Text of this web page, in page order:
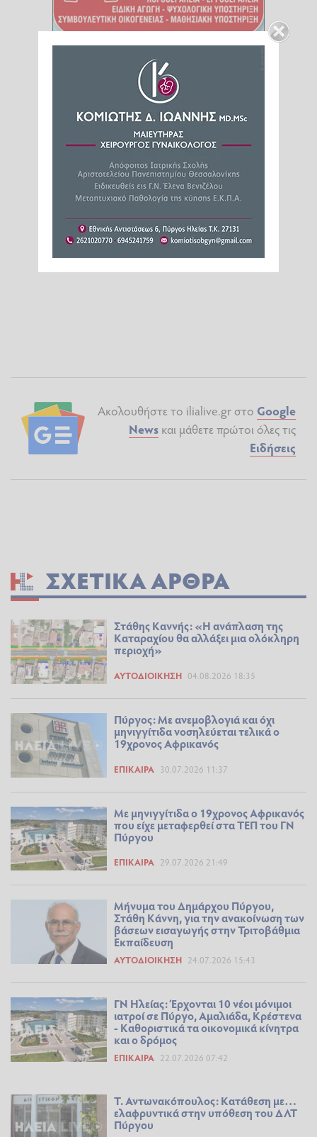
Ακολουθήστε το ilialive.gr στο Google
News και μάθετε πρώτοι όλες τις
Ειδήσεις
ΣΧΕΤΙΚΆ ΆΡΘΡΑ
Στάθης Καννής: «Η ανάπλαση της
Καταραχίου θα αλλάξει μια ολόκληρη
περιοχή»
ΑΥΤΟΔΙΟΊΚΗΣΗ 04.08.2026 18:35
Πύργος: Με ανεμοβλογιά και όχι
μηνιγγίτιδα νοσηλεύεται τελικά ο
19χρονος Αφρικανός
ΕΠΊΚΑΙΡΑ 30.07.2026 11:37
Με μηνιγγίτιδα ο 19χρονος Αφρικανός
που είχε μεταφερθεί στα ΤΕΠ του ΓΝ
Πύργου
ΕΠΊΚΑΙΡΑ 29.07.2026 21:49
Μήνυμα του Δημάρχου Πύργου,
Στάθη Κάννη, για την ανακοίνωση των
βάσεων εισαγωγής στην Τριτοβάθμια
Εκπαίδευση
ΑΥΤΟΔΙΟΊΚΗΣΗ 24.07.2026 15:43
ΓΝ Ηλείας: Έρχονται 10 νέοι μόνιμοι
ιατροί σε Πύργο, Αμαλιάδα, Κρέστενα
- Καθοριστικά τα οικονομικά κίνητρα
και ο δρόμος
ΕΠΊΚΑΙΡΑ 22.07.2026 07:42
Τ. Αντωνακόπουλος: Κατάθεση με…
ελαφρυντικά στην υπόθεση του ΔΛΤ
Πύργου